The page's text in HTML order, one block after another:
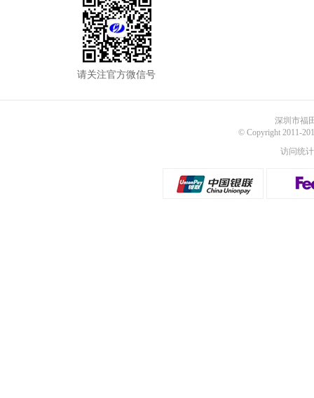
请关注官方微信号
深圳市福
© Copyright 2011-
访问统